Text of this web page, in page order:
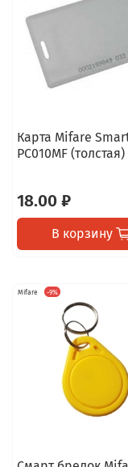
Карта Mifare
PC010MF (толстая)
18.00 ₽
В корзину
Mifare -9%